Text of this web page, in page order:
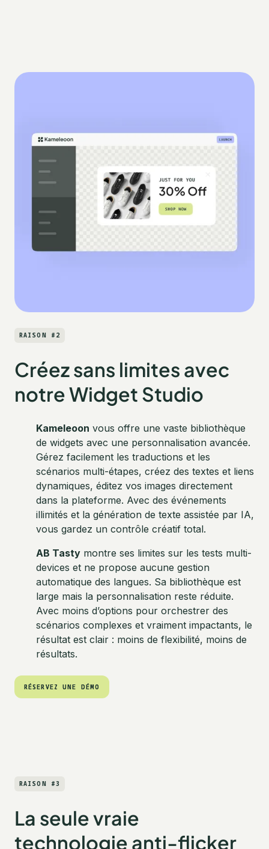
RAISON #2
Créez sans limites avec
notre Widget Studio
Kameleoon vous offre une vaste bibliothèque
de widgets avec une personnalisation avancée.
Gérez facilement les traductions et les
scénarios multi-étapes, créez des textes et liens
dynamiques, éditez vos images directement
dans la plateforme. Avec des événements
illimités et la génération de texte assistée par IA,
vous gardez un contrôle créatif total.
AB Tasty montre ses limites sur les tests multi-
devices et ne propose aucune gestion
automatique des langues. Sa bibliothèque est
large mais la personnalisation reste réduite.
Avec moins d’options pour orchestrer des
scénarios complexes et vraiment impactants, le
résultat est clair : moins de flexibilité, moins de
résultats.
RÉSERVEZ UNE DÉMO
RÉSERVEZ UNE DÉMO
RAISON #3
La seule vraie
technologie anti-flicker